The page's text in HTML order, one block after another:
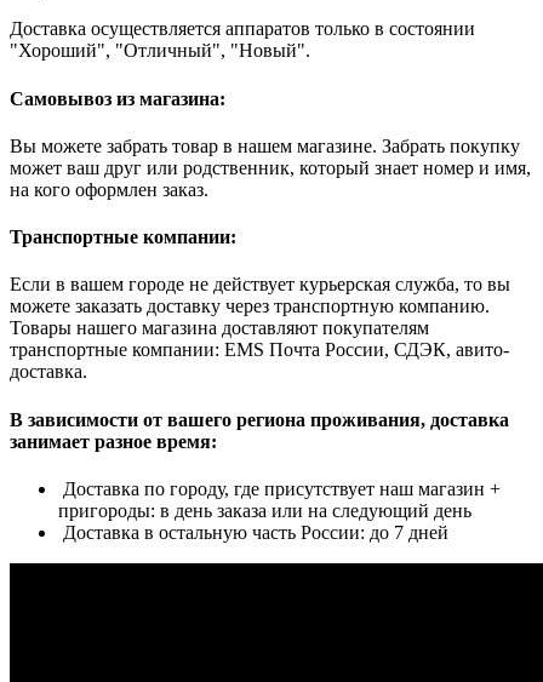
Доставка осуществляется аппаратов только в состоянии
"Хороший", "Отличный", "Новый".
Самовывоз из магазина:
Вы можете забрать товар в нашем магазине. Забрать покупку
может ваш друг или родственник, который знает номер и имя,
на кого оформлен заказ.
Транспортные компании:
Если в вашем городе не действует курьерская служба, то вы
можете заказать доставку через транспортную компанию.
Товары нашего магазина доставляют покупателям
транспортные компании: EMS Почта России, СДЭК, авито-
доставка.
В зависимости от вашего региона проживания, доставка
занимает разное время:
Доставка по городу, где присутствует наш магазин +
пригороды: в день заказа или на следующий день
Доставка в остальную часть России: до 7 дней